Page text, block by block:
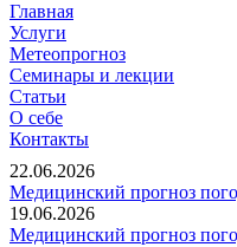
Главная
Услуги
Метеопрогноз
Семинары и лекции
Статьи
О себе
Контакты
22.06.2026
Медицинский прогноз
19.06.2026
Медицинский прогноз